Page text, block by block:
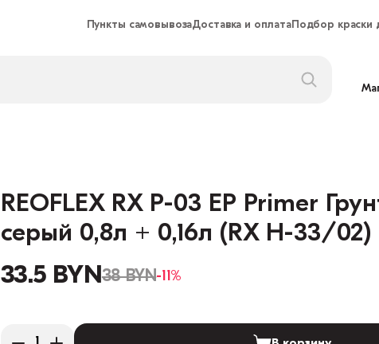
Пункты самовывозаДоставка и оплатаПодбор краски
REOFLEX RX P-03 EP Primer
серый 0,8л + 0,16л (RX H-33/02)
33.5 BYN38 BYN-11%